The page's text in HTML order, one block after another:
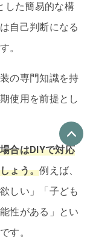
した簡易的な構
自己判断になる
。
の専門知識を持
使用を前提とし
合はDIYで対応
ょう。例えば、
しい」「子ども
性がある」とい
す。
し込む